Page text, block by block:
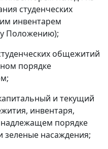
студенческих
инвентарем
Положению);
общежитий
порядке
и текущий
инвентаря,
порядке
зеленые насаждения;